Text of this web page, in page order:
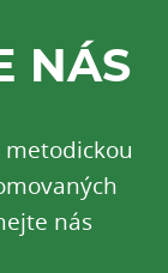
NÁS
nás